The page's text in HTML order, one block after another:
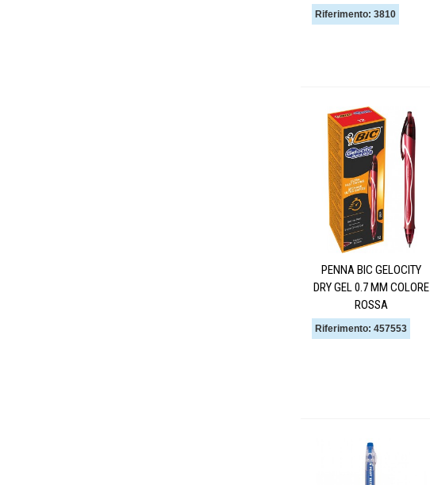
Riferimento: 3810
PENNA BIC GELOCITY
DRY GEL 0.7 MM COLORE
ROSSA
Riferimento: 457553